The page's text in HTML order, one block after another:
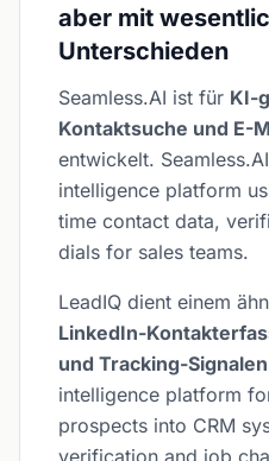
aber mit
Unterschieden
Seamless.AI ist für KI-
Kontaktsuche und E-
entwickelt.
intelligence platform
time contact data,
dials for sales teams.
LeadIQ dient einem
LinkedIn-
und Tracking-Signalen
intelligence platform
prospects into CRM
verification and job